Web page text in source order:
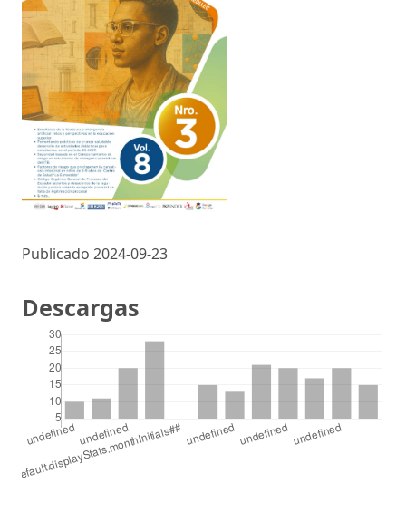
Publicado 2024-09-23
Descargas